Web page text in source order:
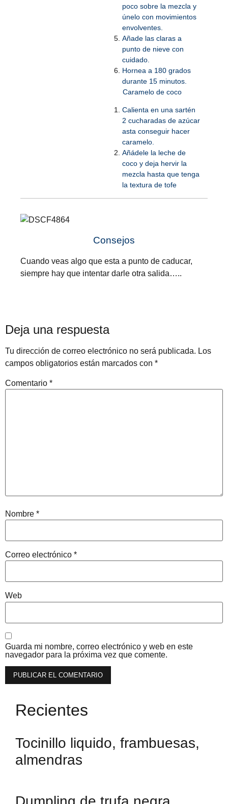
poco sobre la mezcla y
únelo con movimientos
envolventes.
Añade las claras a
punto de nieve con
cuidado.
Hornea a 180 grados
durante 15 minutos.
Caramelo de coco
Calienta en una sartén
2 cucharadas de azúcar
asta conseguir hacer
caramelo.
Añádele la leche de
coco y deja hervir la
mezcla hasta que tenga
la textura de tofe
Consejos
Cuando veas algo que esta a punto de caducar,
siempre hay que intentar darle otra salida…..
Deja una respuesta
Tu dirección de correo electrónico no será publicada. Los
campos obligatorios están marcados con *
Comentario *
Nombre *
Correo electrónico *
Web
Guarda mi nombre, correo electrónico y web en este
navegador para la próxima vez que comente.
Recientes
Tocinillo liquido, frambuesas,
almendras